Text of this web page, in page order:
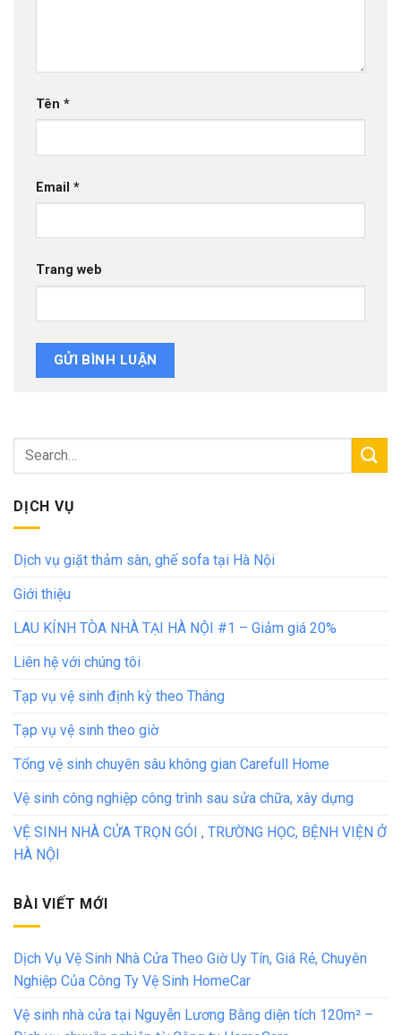
Tên *
Email *
Trang web
DỊCH VỤ
Dịch vụ giặt thảm sàn, ghế sofa tại Hà Nội
Giới thiệu
LAU KÍNH TÒA NHÀ TẠI HÀ NỘI #1 – Giảm giá 20%
Liên hệ với chúng tôi
Tạp vụ vệ sinh định kỳ theo Tháng
Tạp vụ vệ sinh theo giờ
Tổng vệ sinh chuyên sâu không gian Carefull Home
Vệ sinh công nghiệp công trình sau sửa chữa, xây dựng
VỆ SINH NHÀ CỬA TRỌN GÓI , TRƯỜNG HỌC, BỆNH VIỆN Ở
HÀ NỘI
BÀI VIẾT MỚI
Dịch Vụ Vệ Sinh Nhà Cửa Theo Giờ Uy Tín, Giá Rẻ, Chuyên
Nghiệp Của Công Ty Vệ Sinh HomeCar
Vệ sinh nhà cửa tại Nguyễn Lương Bằng diện tích 120m² –